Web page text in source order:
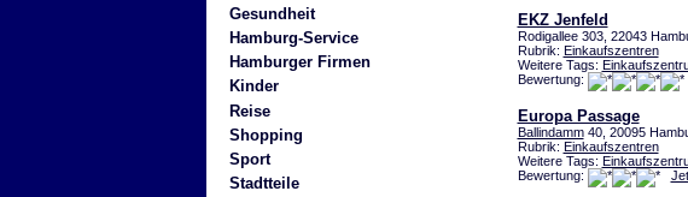
Gesundheit
Hamburg-Service
Hamburger Firmen
Kinder
Reise
Shopping
Sport
Stadtteile
EKZ Jenfeld
Rodigallee 303, 22043
Rubrik: Einkaufszentren
Weitere Tags:
Bewertung:
Europa Passage
Ballindamm40, 20095
Rubrik: Einkaufszentren
Weitere Tags:
Bewertung: